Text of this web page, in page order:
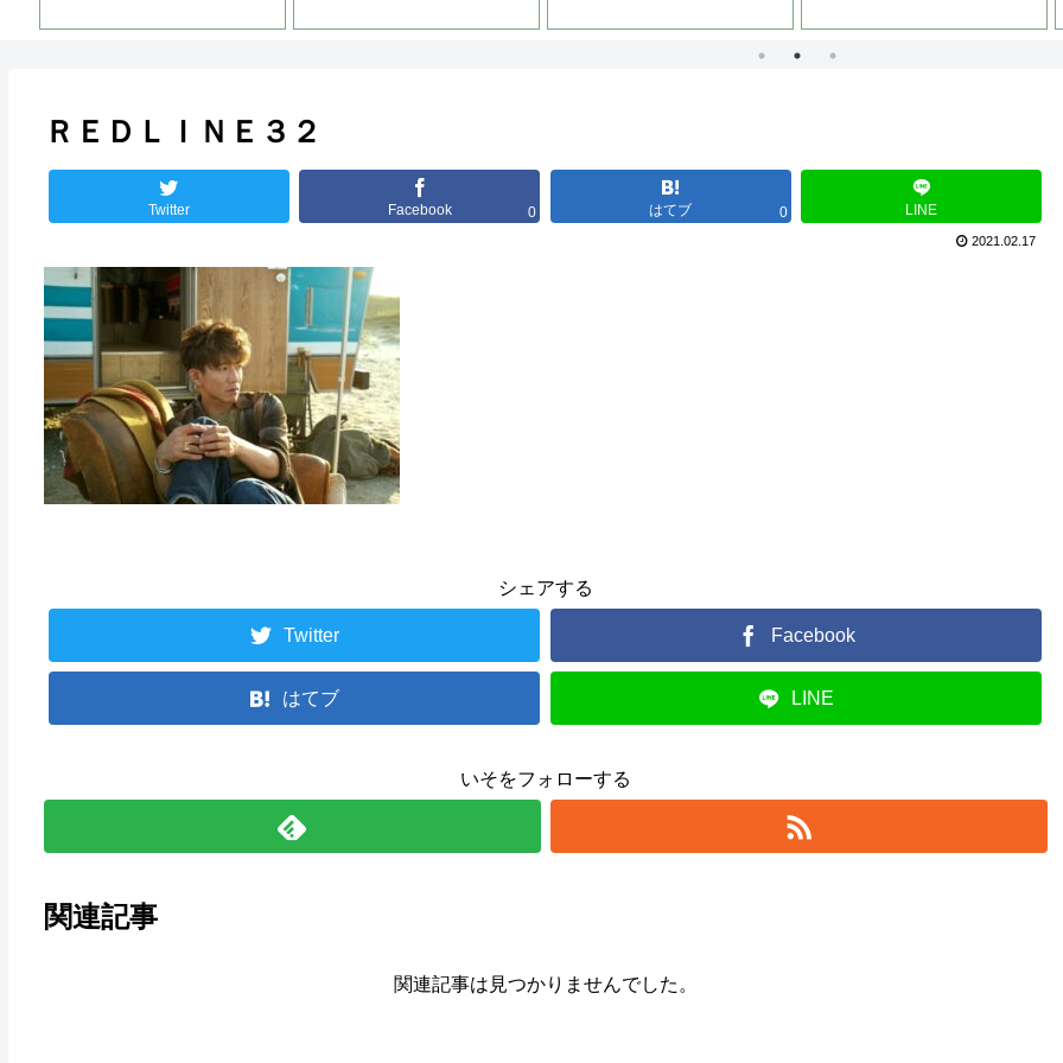
ＲＥＤＬＩＮＥ３２
Twitter Facebook 0 はてブ 0 LINE
2021.02.17
シェアする
Twitter Facebook
はてブ LINE
いそをフォローする
関連記事
関連記事は見つかりませんでした。